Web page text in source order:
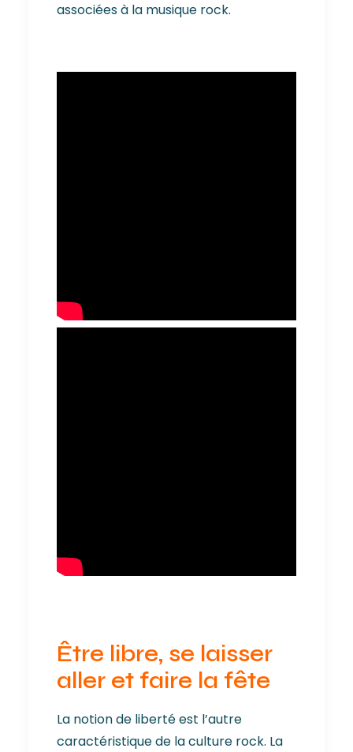
associées à la musique rock.
Être libre, se laisser
aller et faire la fête
La notion de liberté est l’autre
caractéristique de la culture rock. La